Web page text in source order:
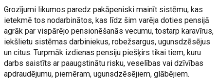
Grozījumi likumos paredz pakāpeniski mainīt sistēmu, kas
ietekmē tos nodarbinātos, kas līdz šim varēja doties pensijā
agrāk par vispārējo pensionēšanās vecumu, tostarp karavīrus,
iekšlietu sistēmas darbiniekus, robežsargus, ugunsdzēsējus
un citus. Turpmāk izdienas pensiju piešķirs tikai tiem, kuru
darbs saistīts ar paaugstinātu risku, veselības vai dzīvības
apdraudējumu, piemēram, ugunsdzēsējiem, glābējiem.